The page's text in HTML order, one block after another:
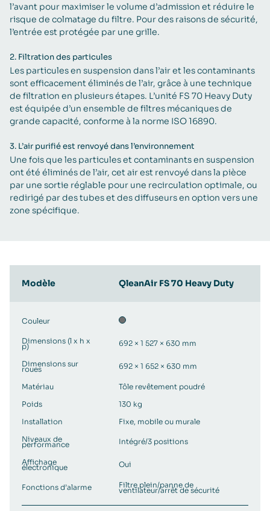
l’avant pour maximiser le volume d’admission et réduire le
risque de colmatage du filtre. Pour des raisons de sécurité,
l’entrée est protégée par une grille.
2. Filtration des particules
Les particules en suspension dans l’air et les contaminants
sont efficacement éliminés de l’air, grâce à une technique
de filtration en plusieurs étapes. L’unité FS 70 Heavy Duty
est équipée d’un ensemble de filtres mécaniques de
grande capacité, conforme à la norme ISO 16890.
3. L’air purifié est renvoyé dans l’environnement
Une fois que les particules et contaminants en suspension
ont été éliminés de l’air, cet air est renvoyé dans la pièce
par une sortie réglable pour une recirculation optimale, ou
redirigé par des tubes et des diffuseurs en option vers une
zone spécifique.
Modèle QleanAir FS 70 Heavy Duty
Couleur
Dimensions (l x h x
p) 692 × 1 527 × 630 mm
Dimensions sur
roues 692 × 1 652 × 630 mm
Matériau
Tôle revêtement poudré
Poids
130 kg
Installation
Fixe, mobile ou murale
Niveaux de
performance Intégré/3 positions
Affichage
électronique Oui
Fonctions d’alarme Filtre plein/panne de
ventilateur/arrêt de sécurité